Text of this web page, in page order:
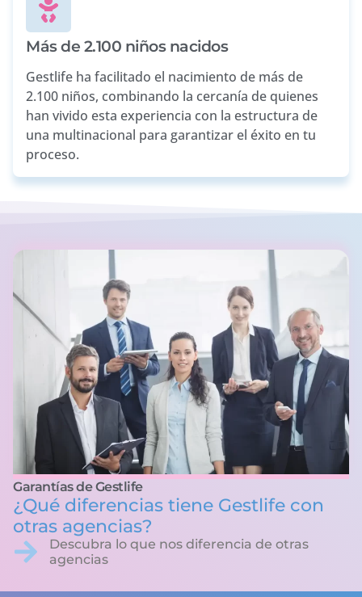
Más de 2.100 niños nacidos
Gestlife ha facilitado el nacimiento de más de
2.100 niños, combinando la cercanía de quienes
han vivido esta experiencia con la estructura de
una multinacional para garantizar el éxito en tu
proceso.
Garantías de Gestlife
¿Qué diferencias tiene Gestlife con
otras agencias?
Descubra lo que nos diferencia de otras
agencias